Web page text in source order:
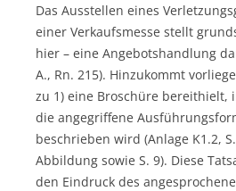
Das Ausstellen eines
einer Verkaufsmesse stellt
hier – eine Angebotshandlung
A., Rn. 215). Hinzukommt
zu 1) eine Broschüre bereithielt,
die angegriffene
beschrieben wird (Anlage K1.2,
Abbildung sowie S. 9). Diese
den Eindruck des